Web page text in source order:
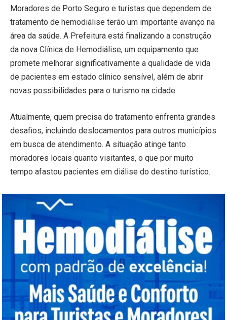
Moradores de Porto Seguro e turistas que dependem de
tratamento de hemodiálise terão um importante avanço na
área da saúde. A Prefeitura está finalizando a construção
da nova Clínica de Hemodiálise, um equipamento que
promete melhorar significativamente a qualidade de vida
de pacientes em estado clínico sensível, além de abrir
novas possibilidades para o turismo na cidade.
Atualmente, quem precisa do tratamento enfrenta grandes
desafios, incluindo deslocamentos para outros municípios
em busca de atendimento. A situação atinge tanto
moradores locais quanto visitantes, o que por muito
tempo afastou pacientes em diálise do destino turístico.